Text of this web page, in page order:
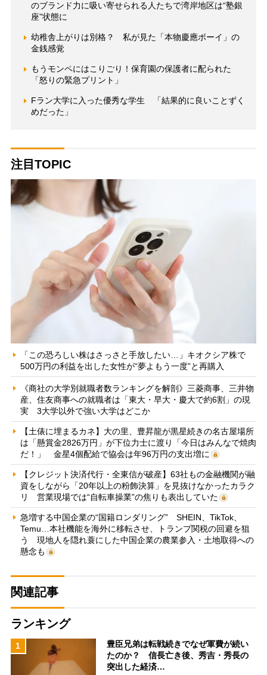
のブランド力に吸い寄せられる人たちで湾岸地区は“塾銀
座”状態に
幼稚舎上がりは別格？ 私が見た「本物慶應ボーイ」の
金銭感覚
もうモンペにはこりごり！保育園の保護者に配られた
「怒りの緊急プリント」
Fラン大学に入った優秀な学生 「結果的に良いことずく
めだった」
注目TOPIC
「この恐ろしい株はさっさと手放したい…」キオクシア株で
500万円の利益を出した女性が“夢よもう一度”と再購入
《商社の大学別就職者数ランキングを解剖》三菱商事、三井物
産、住友商事への就職者は「東大・早大・慶大で約6割」の現
実 3大学以外で強い大学はどこか
【土俵に埋まるカネ】大の里、豊昇龍が黒星続きの名古屋場所
は「懸賞金2826万円」が下位力士に渡り「今日はみんなで焼肉
だ！」 金星4個配給で協会は年96万円の支出増に
【クレジット決済代行・全東信が破産】63社もの金融機関が融
資をしながら「20年以上の粉飾決算」を見抜けなかったカラク
リ 営業現場では“自転車操業”の焦りも表出していた
急増する中国企業の“国籍ロンダリング” SHEIN、TikTok、
Temu…本社機能を海外に移転させ、トランプ関税の回避を狙
う 現地人を隠れ蓑にした中国企業の農業参入・土地取得への
懸念も
関連記事
ランキング
1
豊臣兄弟は転戦続きでなぜ軍費が続い
たのか？ 信長亡き後、秀吉・秀長の
突出した経済…